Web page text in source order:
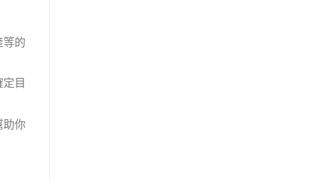
等的
目
助你